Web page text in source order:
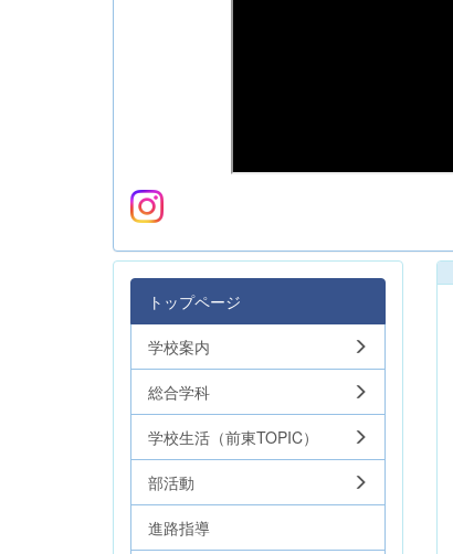
トップページ
学校案内
総合学科
学校生活（前東TOPIC）
部活動
進路指導